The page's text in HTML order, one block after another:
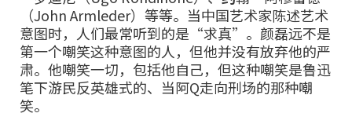
（John Armleder）等等。当中国艺术家陈述艺术
意图时，人们最常听到的是“求真”。颜磊远不是
第一个嘲笑这种意图的人，但他并没有放弃他的严
肃。他嘲笑一切，包括他自己，但这种嘲笑是鲁迅
笔下游民反英雄式的、当阿Q走向刑场的那种嘲
笑。